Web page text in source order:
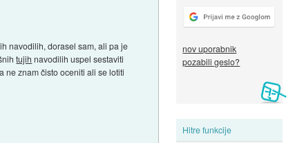
nov uporabnik
pozabili geslo?
Hitre funkcije
navodilih, dorasel sam, ali pa je
tujih navodilih uspel sestaviti
ne znam čisto oceniti ali se lotiti